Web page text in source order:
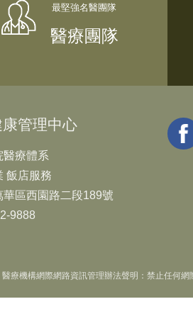
醫療團隊
管理中心
醫療體系
飯店服務
華區西園路二段189號
9888
醫療機構網際網路資訊管理辦法聲明：禁止任何網